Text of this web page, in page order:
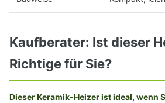
Kaufberater: Ist dieser
Richtige für Sie?
Dieser Keramik-Heizer ist ideal, wenn